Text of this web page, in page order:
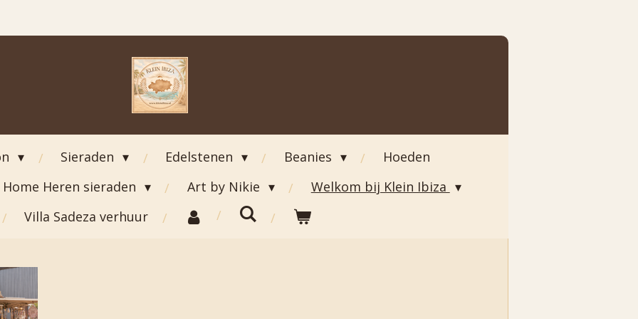
Sieraden Edelstenen Beanies
Hoeden
Home Heren sieraden Art by Nikie
Welkom bij Klein Ibiza
Villa Sadeza verhuur